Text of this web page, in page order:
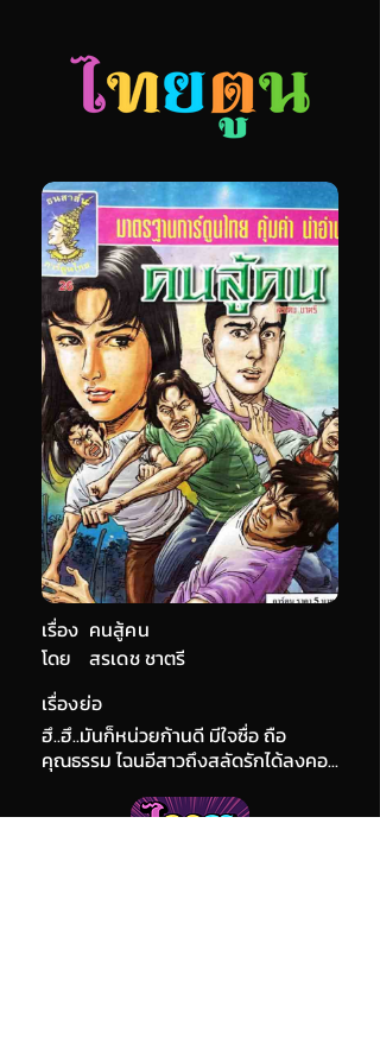
เรื่อง คนสู้คน
สรเดช ชาตรี
โดย
เรื่องย่อ
ฮึ..ฮึ..มันก็หน่วยก้านดี มีใจซื่อ ถือ
คุณธรรม ไฉนอีสาวถึงสลัดรักได้ลงคอ...